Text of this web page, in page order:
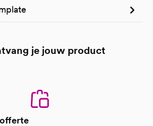
je jouw product